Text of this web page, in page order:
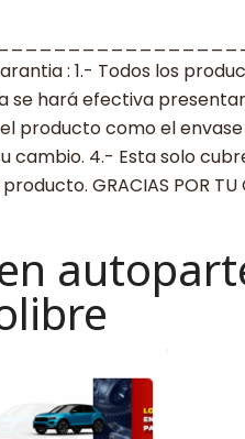
: 1.- Todos los
se hará efectiva
producto como el
cambio. 4.- Esta solo
GRACIAS POR TU